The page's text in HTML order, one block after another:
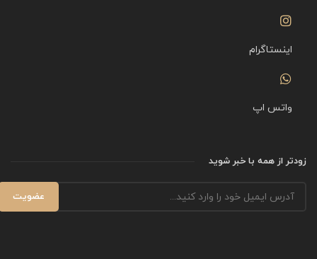
اینستاگرام
واتس اپ
زودتر از همه با خبر شوید